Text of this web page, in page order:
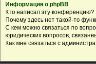
Информация о phpBB
Кто написал эту конференцию?
Почему здесь нет такой-то
С кем можно связаться по
юридических вопросов,
Как мне связаться с